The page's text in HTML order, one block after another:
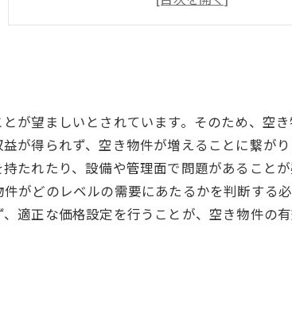
が望ましいとされています。そのため、空
が得られず、空き物件が増えることに繋が
たれたり、設備や管理面で問題があること
がどのレベルの需要にあたるかを判断する
適正な価格設定を行うことが、空き物件の